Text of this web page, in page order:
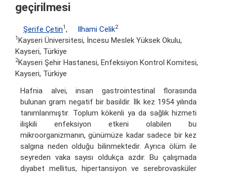
geçirilmesi
Şerife Çetin1 , Ilhami Celik2
1 Kayseri Üniversitesi, İncesu Meslek Yüksek Okulu,
Kayseri, Türkiye
2Kayseri Şehir Hastanesi, Enfeksiyon Kontrol Komitesi,
Kayseri, Türkiye
Hafnia alvei, insan gastrointestinal florasında
bulunan gram negatif bir basildir. İlk kez 1954 yılında
tanımlanmıştır. Toplum kökenli ya da sağlık hizmeti
ilişkili enfeksiyon etkeni olabilen bu
mikroorganizmanın, günümüze kadar sadece bir kez
salgına neden olduğu bilinmektedir. Ayrıca ölüm ile
seyreden vaka sayısı oldukça azdır. Bu çalışmada
diyabet mellitus, hipertansiyon ve serebrovasküler